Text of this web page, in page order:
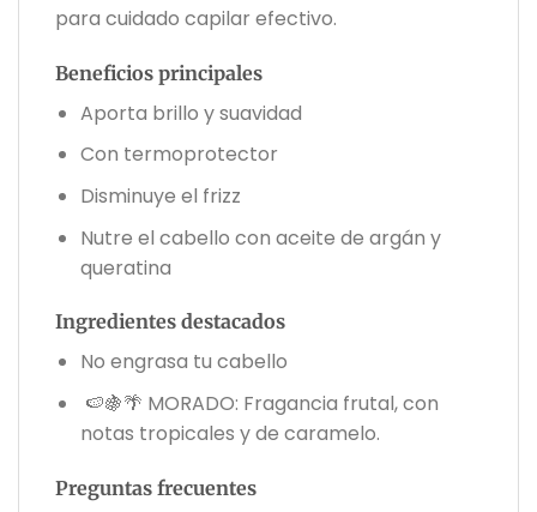
para cuidado capilar efectivo.
Beneficios principales
Aporta brillo y suavidad
Con termoprotector
Disminuye el frizz
Nutre el cabello con aceite de argán y
queratina
Ingredientes destacados
No engrasa tu cabello
🍉🍇🌴 MORADO: Fragancia frutal, con
notas tropicales y de caramelo.
Preguntas frecuentes